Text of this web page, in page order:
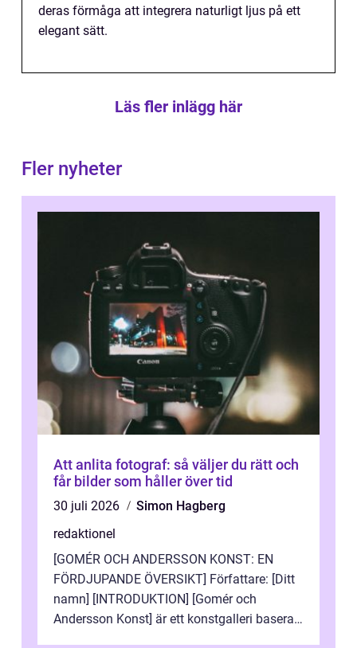
deras förmåga att integrera naturligt ljus på ett
elegant sätt.
Läs fler inlägg här
Fler nyheter
Att anlita fotograf: så väljer du rätt och
får bilder som håller över tid
30 juli 2026
Simon Hagberg
redaktionel
[GOMÉR OCH ANDERSSON KONST: EN
FÖRDJUPANDE ÖVERSIKT] Författare: [Ditt
namn] [INTRODUKTION] [Gomér och
Andersson Konst] är ett konstgalleri baserat